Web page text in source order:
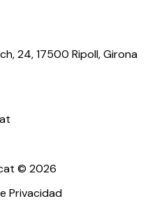
24, 17500 Ripoll, Girona
© 2026
Privacidad